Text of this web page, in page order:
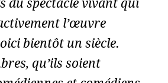
l’œuvre
bientôt un siècle.
qu’ils soient